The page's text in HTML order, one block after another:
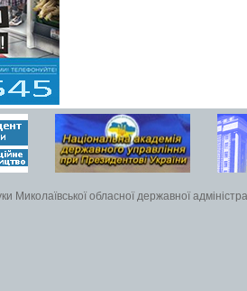
Миколаївської обласної державної